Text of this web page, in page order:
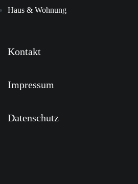
Haus & Wohnung
Kontakt
Impressum
Datenschutz